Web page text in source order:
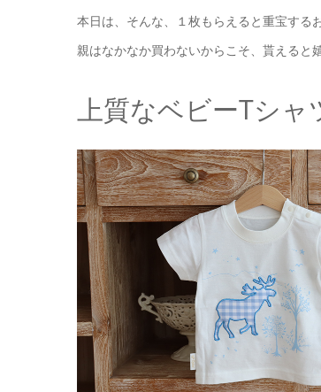
本日は、そんな、１枚もらえると重宝する
親はなかなか買わないからこそ、貰える
上質なベビーTシャ